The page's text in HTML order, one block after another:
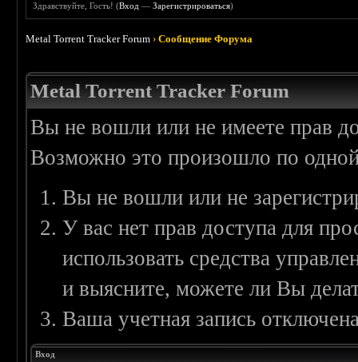
Здравствуйте, Гость! (Вход —Зарегистрироваться)
Metal Torrent Tracker Forum ›Сообщение Форума
Metal Torrent Tracker Forum
Вы не вошли или не имеете прав
Возможно это произошло по
Вы не вошли или не
У вас нет прав доступа для
использовать средства
и выясните, можете ли Вы
Ваша учетная запись
Вход